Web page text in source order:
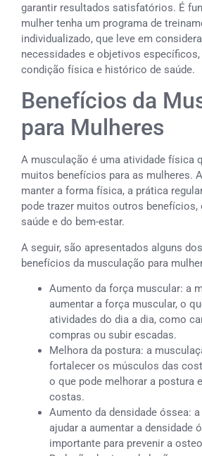
garantir resultados satisfatórios. É
mulher tenha um programa de
individualizado, que leve em
necessidades e objetivos
condição física e histórico de saúde.
Benefícios da
para Mulheres
A musculação é uma atividade física
muitos benefícios para as mulheres.
manter a forma física, a prática
pode trazer muitos outros benefícios,
saúde e do bem-estar.
A seguir, são apresentados alguns
benefícios da musculação para
Aumento da força muscular: a
aumentar a força muscular, o
atividades do dia a dia, como
compras ou subir escadas.
Melhora da postura: a
fortalecer os músculos das
o que pode melhorar a postura
costas.
Aumento da densidade óssea:
ajudar a aumentar a densidade
importante para prevenir a